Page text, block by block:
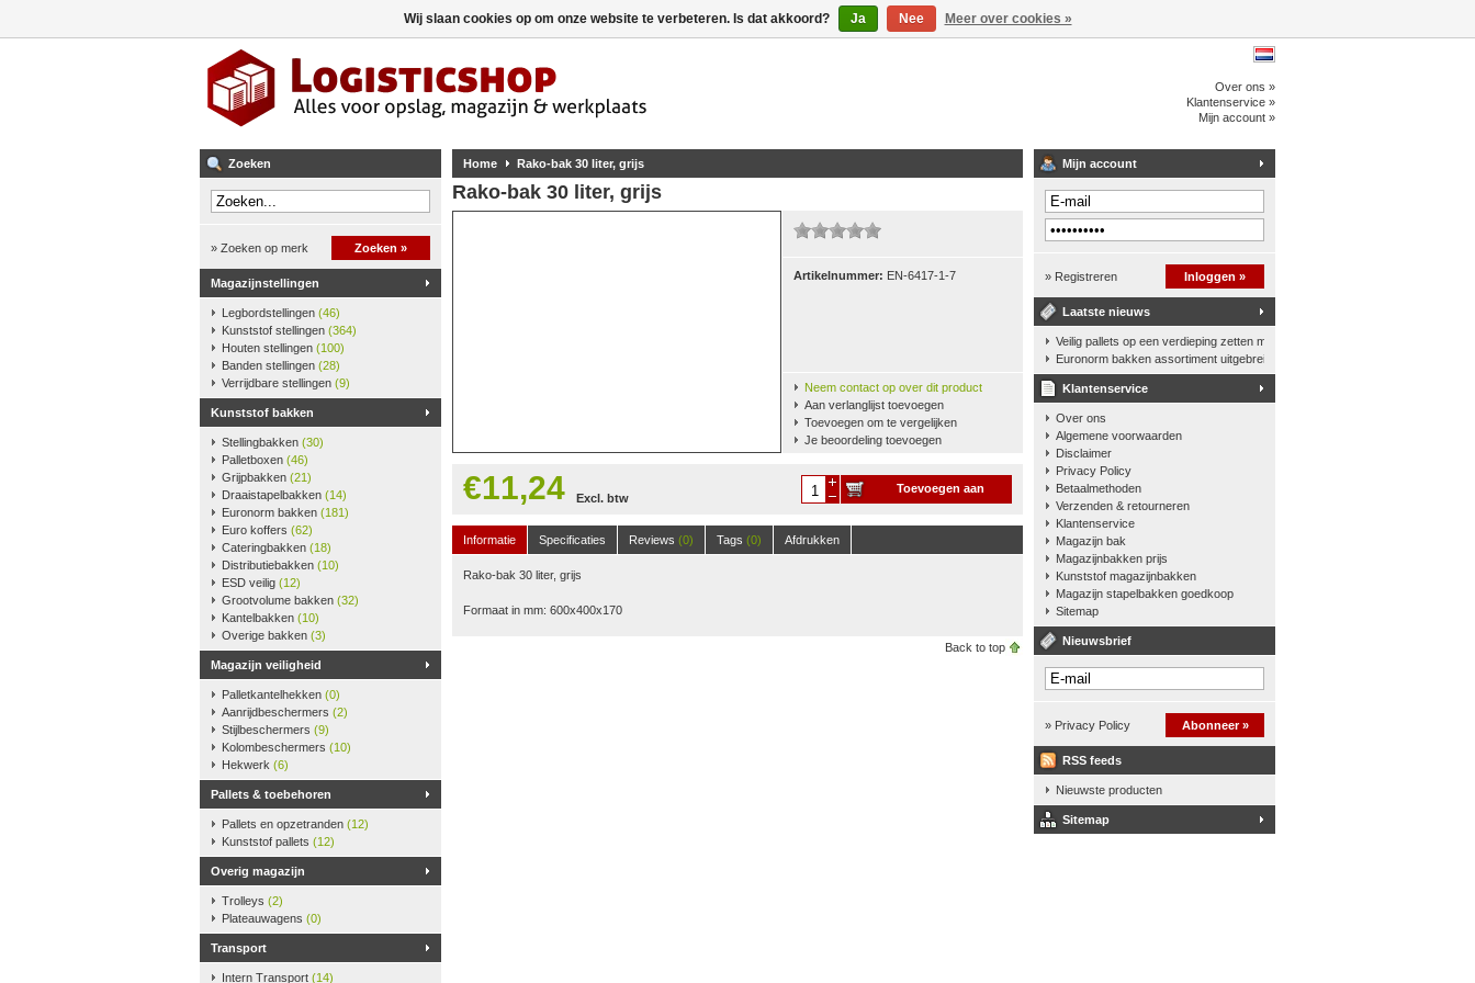
Over ons »
Klantenservice »
Mijn account »
Zoeken
» Zoeken op merk Zoeken »
Magazijnstellingen
Legbordstellingen (46)
Kunststof stellingen (364)
Houten stellingen (100)
Banden stellingen (28)
Verrijdbare stellingen (9)
Kunststof bakken
Stellingbakken (30)
Palletboxen (46)
Grijpbakken (21)
Draaistapelbakken (14)
Euronorm bakken (181)
Euro koffers (62)
Cateringbakken (18)
Distributiebakken (10)
ESD veilig (12)
Grootvolume bakken (32)
Kantelbakken (10)
Overige bakken (3)
Magazijn veiligheid
Palletkantelhekken (0)
Aanrijdbeschermers (2)
Stijlbeschermers (9)
Kolombeschermers (10)
Hekwerk (6)
Pallets & toebehoren
Pallets en opzetranden (12)
Kunststof pallets (12)
Overig magazijn
Trolleys (2)
Plateauwagens (0)
Transport
Intern Transport (14)
Home Rako-bak 30 liter, grijs
Rako-bak 30 liter, grijs
Artikelnummer: EN-6417-1-7
Neem contact op over dit product
Aan verlanglijst toevoegen
Toevoegen om te vergelijken
Je beoordeling toevoegen
€11,24 Excl. btw
Toevoegen aan
Informatie
Specificaties Reviews (0) Tags (0) Afdrukken
Rako-bak 30 liter, grijs
Formaat in mm: 600x400x170
Back to top
Mijn account
» Registreren Inloggen »
Laatste nieuws
Veilig pallets op een verdieping zetten met een palletkantelhek
Euronorm bakken assortiment uitgebreid
Klantenservice
Over ons
Algemene voorwaarden
Disclaimer
Privacy Policy
Betaalmethoden
Verzenden & retourneren
Klantenservice
Magazijn bak
Magazijnbakken prijs
Kunststof magazijnbakken
Magazijn stapelbakken goedkoop
Sitemap
Nieuwsbrief
» Privacy Policy Abonneer »
RSS feeds
Nieuwste producten
Sitemap
Wij slaan cookies op om onze website te verbeteren. Is dat akkoord? Ja Nee Meer over cookies »